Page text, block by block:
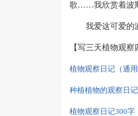
歌……我欣赏着波
我爱这可爱的波
【写三天植物观
植物观察日记（通用
种植植物的观察日记
植物观察日记300字